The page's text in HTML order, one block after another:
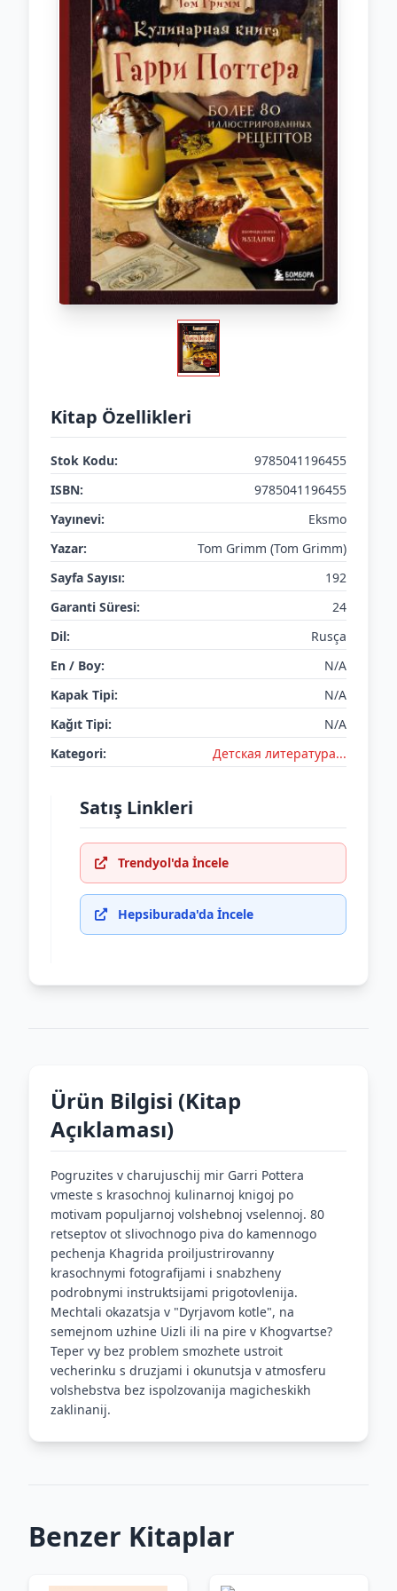
Kitap Özellikleri
Stok Kodu:
9785041196455
ISBN:
9785041196455
Yayınevi:
Eksmo
Yazar:
Tom Grimm (Tom Grimm)
Sayfa Sayısı:
192
Garanti Süresi:
24
Dil:
Rusça
En / Boy:
N/A
Kapak Tipi:
N/A
Kağıt Tipi:
N/A
Kategori:
Детская литератураㅤㅤㅤ...
Satış Linkleri
Trendyol'da İncele
Hepsiburada'da İncele
Ürün Bilgisi (Kitap
Açıklaması)
Pogruzites v charujuschij mir Garri Pottera
vmeste s krasochnoj kulinarnoj knigoj po
motivam populjarnoj volshebnoj vselennoj. 80
retseptov ot slivochnogo piva do kamennogo
pechenja Khagrida proiljustrirovanny
krasochnymi fotografijami i snabzheny
podrobnymi instruktsijami prigotovlenija.
Mechtali okazatsja v "Dyrjavom kotle", na
semejnom uzhine Uizli ili na pire v Khogvartse?
Teper vy bez problem smozhete ustroit
vecherinku s druzjami i okunutsja v atmosferu
volshebstva bez ispolzovanija magicheskikh
zaklinanij.
Benzer Kitaplar